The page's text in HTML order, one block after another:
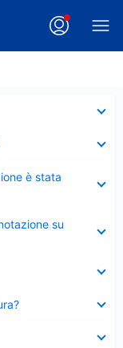
è stata
su